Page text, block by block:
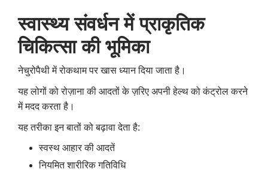
स्वास्थ्य संवर्धन में प्राकृतिक
चिकित्सा की भूमिका
नेचुरोपैथी में रोकथाम पर खास ध्यान दिया जाता है।
यह लोगों को रोज़ाना की आदतों के ज़रिए अपनी हेल्थ को कंट्रोल करने
में मदद करता है।
यह तरीका इन बातों को बढ़ावा देता है:
स्वस्थ आहार की आदतें
नियमित शारीरिक गतिविधि